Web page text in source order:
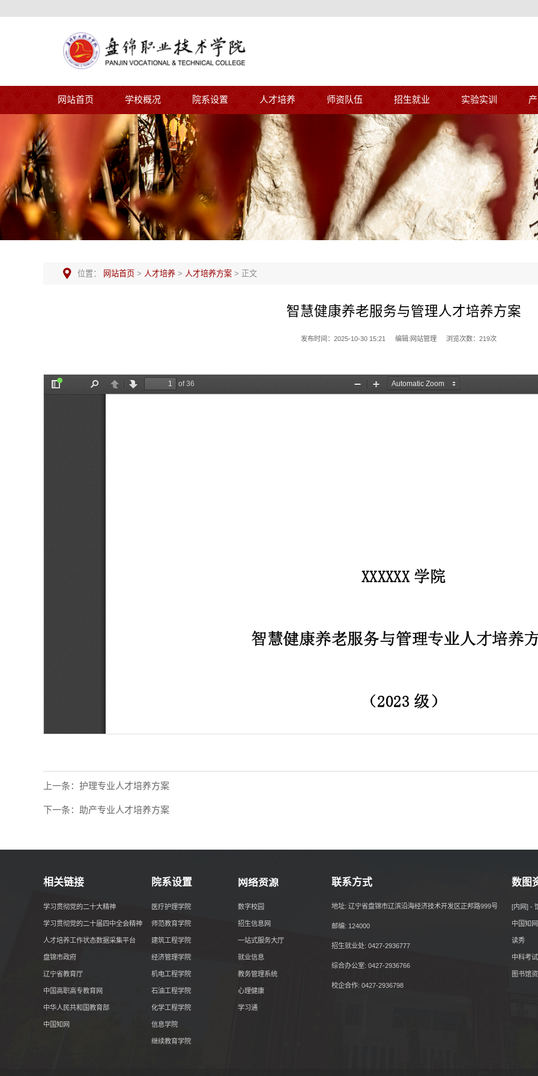
网站首页 学校概况 院系设置 人才培养 师资队伍 招生就业 实验实训
位置： 网站首页 > 人才培养> 人才培养方案> 正文
智慧健康养老服务与管理人才培养方案
发布时间：2025-10-30 15:21 编辑:网站管理 浏览次数： 219次
上一条： 护理专业人才培养方案
下一条： 助产专业人才培养方案
相关链接
学习贯彻党的二十大精神
学习贯彻党的二十届四中全会精神
人才培养工作状态数据采集平台
盘锦市政府
辽宁省教育厅
中国高职高专教育网
中华人民共和国教育部
中国知网
院系设置
医疗护理学院
师范教育学院
建筑工程学院
经济管理学院
机电工程学院
石油工程学院
化学工程学院
信息学院
继续教育学院
网络资源
数字校园
招生信息网
一站式服务大厅
就业信息
教务管理系统
心理健康
学习通
联系方式
地址: 辽宁省盘锦市辽滨沿海经济技术开发区正邦路999号
邮编: 124000
招生就业处: 0427-2936777
综合办公室: 0427-2936766
校企合作: 0427-2936798
数图
[内网] -
中国知网
读秀
中科考
图书馆